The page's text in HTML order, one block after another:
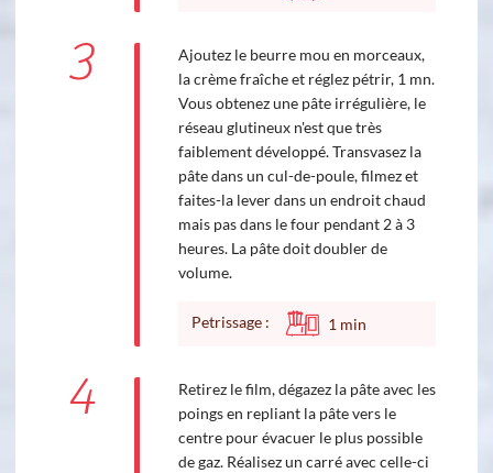
3
Ajoutez le beurre mou en morceaux,
la crème fraîche et réglez pétrir, 1 mn.
Vous obtenez une pâte irrégulière, le
réseau glutineux n'est que très
faiblement développé. Transvasez la
pâte dans un cul-de-poule, filmez et
faites-la lever dans un endroit chaud
mais pas dans le four pendant 2 à 3
heures. La pâte doit doubler de
volume.
Petrissage : 1 min
4
Retirez le film, dégazez la pâte avec les
poings en repliant la pâte vers le
centre pour évacuer le plus possible
de gaz. Réalisez un carré avec celle-ci